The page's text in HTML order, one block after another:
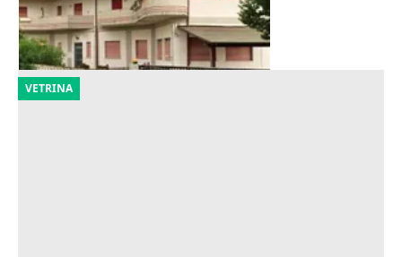
Corropoli (Teramo)
01/10/2026
VETRINA